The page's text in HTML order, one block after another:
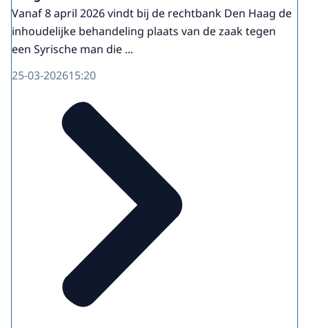
Vanaf 8 april 2026 vindt bij de rechtbank Den Haag de
inhoudelijke behandeling plaats van de zaak tegen
een Syrische man die ...
25-03-202615:20